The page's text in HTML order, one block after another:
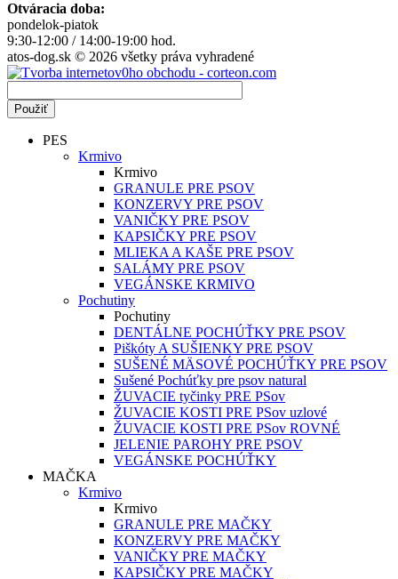
Otváracia doba:
pondelok-piatok
9:30-12:00 / 14:00-19:00 hod.
atos-dog.sk © 2026 všetky práva vyhradené
PES
Krmivo
Krmivo
GRANULE PRE PSOV
KONZERVY PRE PSOV
VANIČKY PRE PSOV
KAPSIČKY PRE PSOV
MLIEKA A KAŠE PRE PSOV
SALÁMY PRE PSOV
VEGÁNSKE KRMIVO
Pochutiny
Pochutiny
DENTÁLNE POCHÚŤKY PRE PSOV
Piškóty A SUŠIENKY PRE PSOV
SUŠENÉ MÄSOVÉ POCHÚŤKY PRE PSOV
Sušené Pochúťky pre psov natural
ŽUVACIE tyčinky PRE PSov
ŽUVACIE KOSTI PRE PSov uzlové
ŽUVACIE KOSTI PRE PSov ROVNÉ
JELENIE PAROHY PRE PSOV
VEGÁNSKE POCHÚŤKY
MAČKA
Krmivo
Krmivo
GRANULE PRE MAČKY
KONZERVY PRE MAČKY
VANIČKY PRE MAČKY
KAPSIČKY PRE MAČKY